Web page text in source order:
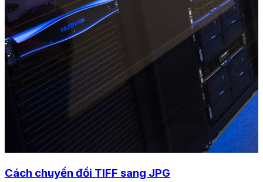
Cách chuyển đổi TIFF sang JPG